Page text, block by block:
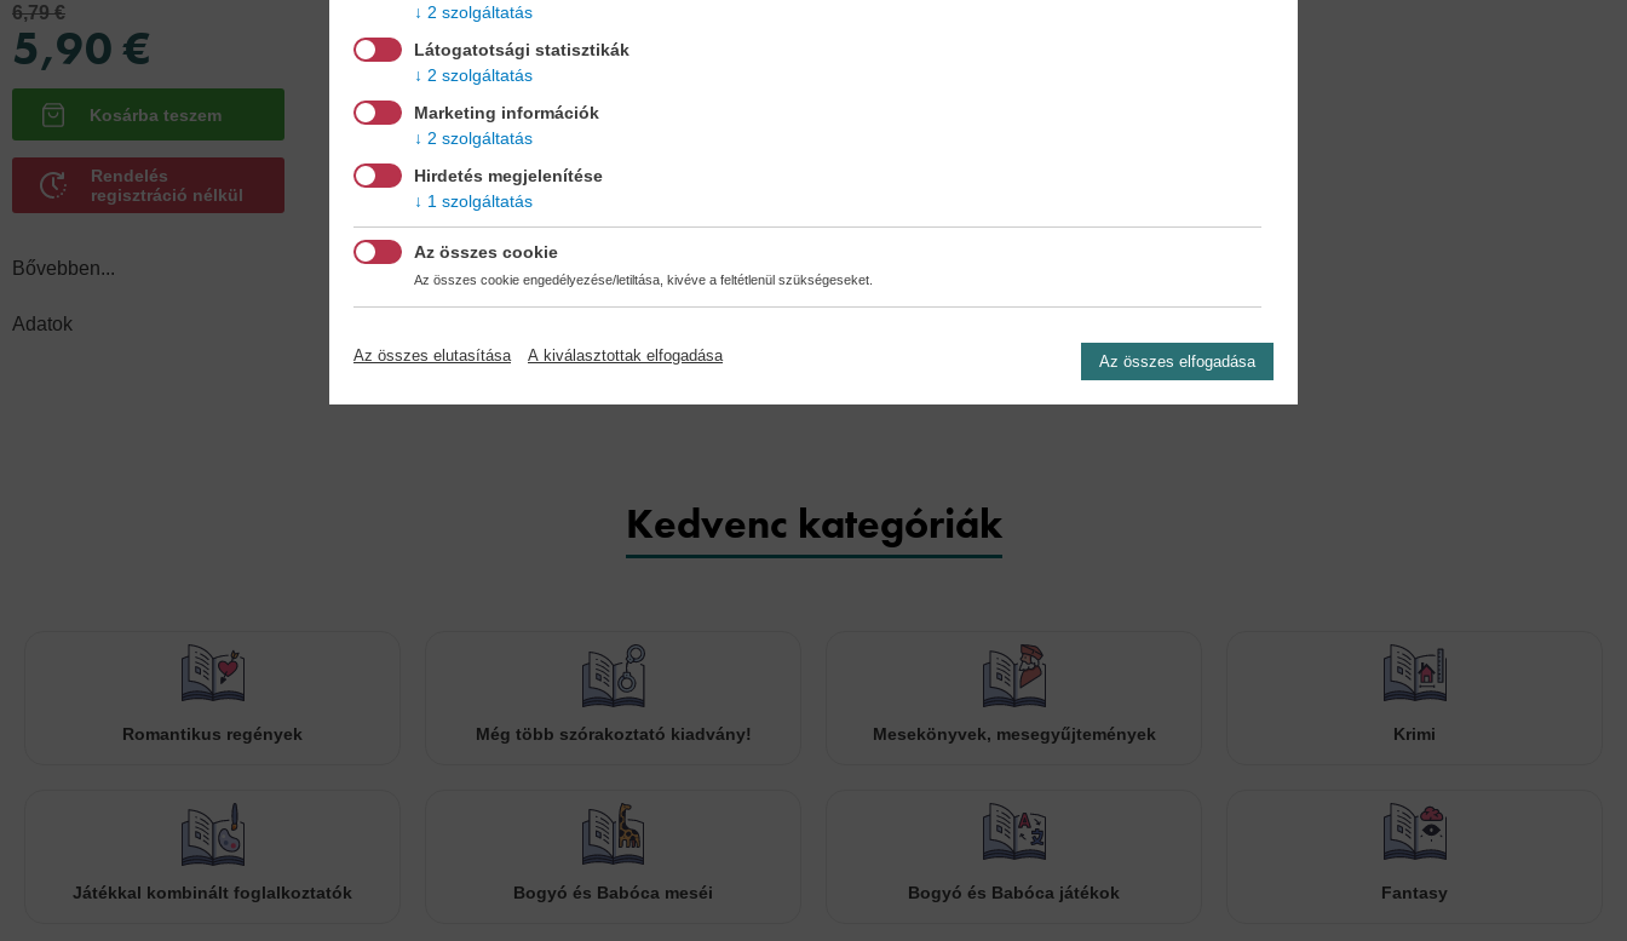
6,79 €
5,90 €
Rendelés
regisztráció nélkül
Bővebben...
Adatok
Kedvenc kategóriák
Romantikus regények Még több szórakoztató kiadvány! Mesekönyvek, mesegyűjtemények Krimi
Játékkal kombinált foglalkoztatók Bogyó és Babóca meséi Bogyó és Babóca játékok Fantasy
2 szolgáltatás
Látogatotsági statisztikák
2 szolgáltatás
Marketing információk
2 szolgáltatás
Hirdetés megjelenítése
1 szolgáltatás
Az összes cookie
Az összes cookie engedélyezése/letiltása, kivéve a feltétlenül szükségeseket.
Az összes elutasítása A kiválasztottak elfogadása Az összes elfogadása